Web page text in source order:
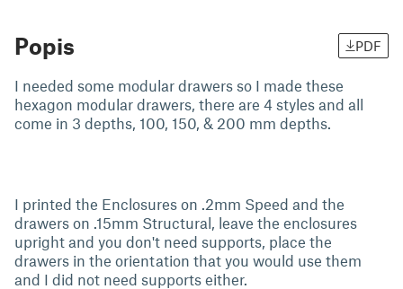
Popis PDF
I needed some modular drawers so I made these
hexagon modular drawers, there are 4 styles and all
come in 3 depths, 100, 150, & 200 mm depths.
I printed the Enclosures on .2mm Speed and the
drawers on .15mm Structural, leave the enclosures
upright and you don't need supports, place the
drawers in the orientation that you would use them
and I did not need supports either.